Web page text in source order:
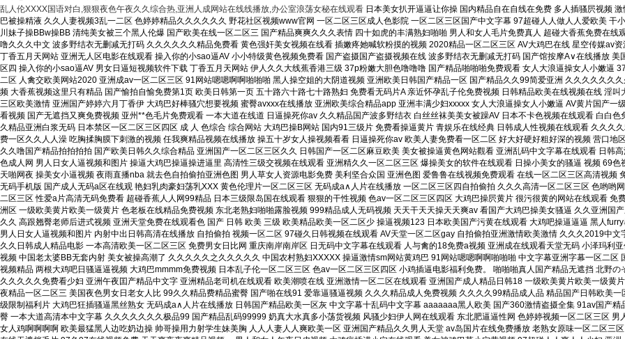
乱人伦XXXX国语对白,狠狠夜色午夜久久综合热,亚洲人成网站在线线播放,办公室浪荡女秘在线观看 日本美女扒开逼逼让你操 国内精品自在自线在免费 多人插骚屄视频 激情五月网,俺也去淫淫 亚洲色av天天天天天天 办公室浪荡女秘在线观看 欧美美女的鸡巴被操精液 久久人妻视频3乱一二区 色婷婷精品久久久久久久 野花社区视频www官网 一区二区三区成人色影院 一区二区三区国产中文字幕 97超碰人人做人人爱欧美 干小姐视频网站 国产亚洲欧美色综合你懂的 国产精品久久久免费观看 把逼水操出来吃 四川妹子操BBw操BB 清纯美女被三个黑人伦爆 国产欧美在线一区二区三 国产精品爽爽久久久表情 四十如虎的丰满熟妇啪啪 男人和女人毛片免费真人 超碰大香蕉免费在线观看 真实的男女日皮全黄视频 中文字幕一区三区在线播放 大肉帮小穴视频 久久久噜噜噜久久久中文 波多野结衣无删减无打码 久久久久久久精品免费看 黄色强奸美女视频在线看 插嫩疼她喊软粉摸的视频 2020精品一区二区三区 AV大鸡巴在线 星空传媒av资源共享站 丝袜 亚洲 另类 欧美 久久乐国产综合亚洲精品 日本欧美一区二区三区免费 丁香五月天网站 亚洲无人区电影在线观看 操入你的小sao逼AV 小小特级黄色视频免费看 国产盗摄国产盗摄视频在线 波多野结衣无删减无打码 国产馆按摩A∨在线播放 美国夜色男女日老女人比 中文字幕的日韩爱情电影 免费观看操小逼 光棍影院一区二区三区四 操入你的小sao逼AV 男女日逼短视频软件下载 丁香五月天网站 伊人久久大线蕉香港三级 37p粉嫩大胆色噜噜噜 国产精品啪啪啪免费观看 女人大浪逼操女人小嫩逼 377p欧美日本大胆噜噜 女生张开腿给男生捅视频 欧美日韩第一页 亚洲成女人图区一区二区 人禽交欧美网站2020 亚洲成av一区二区三区 91网站嗯嗯啊啊啪啪啪 黑人操空姐的大阴道视频 亚洲欧美日韩国产精品一区 国产精品久久99简爱亚洲 久久久久久久久久久网站 久久综合日韩精品色亚洲 欧美美女操逼逼破处大全 国产成人第一页在线视频 大香蕉视频这里只有精品 国产愉拍自愉免费第1页 欧美日韩第一页 五十路六十路七十路熟妇 免费看无码片A 亲近怀孕乱子伦免费视频 日韩精品欧美在线视频在线 淫叫大鸡巴束缚挣扎视频 小骚货水真多操死你视频 亚洲另类图片小说综合网 日本一区二区三区欧美激情 亚洲国产婷婷六月丁香伊 大鸡巴好棒骚穴想要视频 蜜臀avxxx在线播放 亚洲欧美综合精品app 亚洲丰满少妇xxxxx 女人大浪逼操女人小嫩逼 AV黄片国产一级在线看 91九色蝌蚪窝 帅哥男女操网站 嗯～啊～被弄到高潮视频 亚洲欧美日本在线观看视频 国产无遮挡又爽免费视频 亚州**色毛片免费观看 一本大道在线道 日逼操死你av 久久精品国产波多野结衣 白丝丝袜美美女被躁AV 日本不卡色视频在线观看 白白色免费视频 拔丝袜网址丢了 久久99精品综合国产女同 精品国产亚洲一区二区三区 久久久精品亚洲白浆无码 日本禁区一区二区三区四区 成 人 色综合 综合网站 大鸡巴操B网站 国内91三级片 免费看操逼黄片 青娱乐在线经典 日韩成人性视频在线观看 久久久久精品人妻al黑 屄高潮视频小妹 2020亚洲欧美天堂网 亚洲男人av天堂男人社区 日本免费一区久久人人澡 吃胸揉胸膜下刺激的视频 任我爽精品视频在线播放 操五十岁女人操视频看看 日逼操死你av 欧美人妻免费看一区二区 好大好硬好粗好深的视频 营口地区92号汽油价格 老妇女内射国语对白九色 日韩欧美午夜福利在线观看 死人操逼女人操 久久噜国产精品拍拍拍拍 国产欧美日韩久久综合精品 亚洲国产一区二区三区久久 日韩国产一区二区麻豆欧美 美女被操逼黄色网站觀看 亚洲乱码中文字幕在线观看 日韩高清不卡免费一区二区 1000部精品久久久久久 中国男生操美丽御姐鸡巴 激情综合网 黄色成人网 男人日女人逼视频和图片 操逼大鸡巴操逼操进逼里 高清性三级交视频在线观看 亚洲精久久一区二区三区 爆操美女的软件在线观看 日操小美女的骚逼 视频 69色视频日韩在线视频 99精品中文字幕久久久 国产精品欧美日韩区二区 久久婷综合五月天啪网夜 操美女小逼视频 夜雨直播nba 就去色自拍偷拍亚洲色图 男人草女人资源电影免费 美利坚合众国 亚洲色图 爱鲁鲁在线视频免费观看 在线一区二区三区高清视频 免费观看操小逼 欧美特黄一级片久久久久 宅宅少妇无码 黄色一级视频网 亚洲中文字幕无码手机版 国产成人无码a区在线观 艳妇乳肉豪妇荡乳XXX 黄色伦理片一区二区三区 无码成a∧人片在线播放 一区二区三区四自拍偷拍 久久久高清一区二区三区 色哟哟网站在线免费观看 H精品视频在线观看不卡 日本久久综合久久鬼色g 日韩高清在线一区二区三区 性爱a片高清无码免费看 超碰香蕉人人网99精品 日本三级限岛国在线观看 狠狠的干性视频 色av一区二区三区四区 大鸡巴操屄黄片 很污很黄的网站在线观看 免费摸男生的ww的视频 大鸡吧操逼软件 在线视频高清屄屄屄屄屄 在线播放免费黄片亚洲区 一级欧美黄片欧美一级黄片 色老板在线精品免费视频 东北老熟妇啪啪露脸视频 999精品成人无码视频 天天干天天操天天爽av 看国产大鸡巴操美女骚逼 久久亚洲国产成人精品小说 好好热精品视频在线观看 亚洲一区二区精品线观看 国产9999久久久久久久 高跟翘臀老师后进式视频 亚洲天堂免费在线观看色 国产 日韩 欧美 三级 欧美精品欧美一区二区少 操逼视频123 日本欧美国产污黄在线观看 大鸡吧操逼逼逼 黑人furry暴操尻逼 爽?好大?快?深点自慰 狠狠干高清成人二区三区 在线免费观看日本中文字幕 男人日女人逼视频和图片 内射中出日韩高清在线播放 自拍偷拍 视频一区二区 97碰久日韩视频在线观看 AV天堂一区二区gay 自拍偷拍亚洲激情欧美激情 久久久2019中文字幕 久久免费视亚洲无码视频 国产呦系列在线观看免费 国产一级农村尻女人的妣 久久久日韩成人精品电影 一本高清欧美一区二区三区 免费男女日比网 重庆南岸南岸区 日无码中文字幕在线观看 人与禽的18免费a视频 亚洲成在线观看天堂无码 小泽玛利亚作品在线观看 免费摸男生的ww的视频 啊灬啊灬高潮来了…视频 日本亚欧热亚洲乱色视频 中国老太婆BB无套内射 美女被操高潮了 久久久久久之久久久久久 中国农村熟妇XXXXX 操逼激情sm网站黄鸡巴 91网站嗯嗯啊啊啪啪啪 中文字幕亚洲字幕一区二区 国产欧美日韩久久综合精品 蜜臀av一区二区三区久久 男人把昆吧放女人屁股里 好吊操视频精品 两根大鸡吧日骚逼逼视频 大鸡巴mmmm免费视频 日本乱子伦一区二区三区 色av一区二区三区四区 小鸡插逼电影福利免费。 啪啪啪真人国产精品无遮挡 北野のぞみ496在线精品 日本视频中文字幕色小姐 大鸡巴 操出水在线观看 久久精品123 久久久久久久久免费看少妇 亚洲午夜囯产精品中文字 亚洲精品老司机在线观看 欧美潮喷在线 亚洲激情一区二区在线观看 亚洲国产成人精品日韩18 一级欧美黄片欧美一级黄片 大鸡吧在线视频免费观看 大鸡吧干女人的优物视频 精品三级片在线免费观看 欧美午夜精品一区二区三 美国夜色男女日老女人比 99久久精品费精品蜜臀 国产啪在线91 爱靠逼骚逼视频 久久久精品成人免费视频 久久久久99精品成人品 精品国产日韩欧美一区二区 国产精品第二页在线播放 日美女的大鸡吧 少妇和邻居做不戴套视频 欧美午夜A级限制福利片 大鸡巴狂插骚逼黑丝熟女 无码成a∧人片在线播放 日韩国产精品欧美一区灰 中文字幕十乱码中文字幕 aaaaaaa黑人欧美 国产360激情盗摄全集 91av国产精品你懂的 女人爽到高潮的免费视频 夜夜福利一区二区三区av 精品一区二区三区少妇美臀 一本大道高清本中文字幕 久久久久久久久极品99 国产精品乱码99999 奶真大水真多小荡货视频 风骚少妇伊人网在线观看 东北肥逼逼性网 色婷婷视频一区二区三区 男人与女人性恔配视免费 天天操天天爽夜夜操夜夜爽 小骚货水真多操死你视频 男人鸡辱女人鸡啊啊啊啊 欧美最猛黑人边吃奶边操 帅哥操用力射学生妹美胸 人人人妻人人爽欧美一区 亚洲国产精品久久男人天堂 av岛国片在线免费播放 老熟女原味一区二区三区 视频久re精品在线观看 亚洲女人被黑人巨大进入 中文字幕人成人乱码亚洲 高潮毛片在线无遮挡毛片 97色97在线视频免费 天天爽夜夜爽精品视频一 男人和女人午夜日皮视频 大鸡疤插进小穴在线观看 美女被鸡巴草小穴黄视频 97超碰人人爽人人少妇 亚洲一区二区三区日韩精品 日韩 欧美 亚洲 高清 嗯啊好棒好粗啊黄色视频 欧美日韩一卡二卡三乱码 天天综合网永久入口红桃 东北老熟妇啪啪露脸视频 美女被操留白浆 果冻传媒和天美传媒精品 欧美 women 肏逼 爱爱日本大几巴 摸添揉捏胸还添下面视频 美女和男人骚逼软件逼逼 国产成人午夜福利av在线 办公室性高爱潮视频韩国 青青青国产精品一区二区 国产无遮挡免费视频免费 欧美肥妇白妇白乳大鸡巴 欧美 日韩 国产 东京热 成年人免费av在线播放 被老外添嫩苞添高潮np 91扒开骚逼被大鸡八操 小骚货水真多操死你视频 AV天堂一区二区gay 帅哥操用力射学生妹美胸 色哟哟网站在线免费观看 99久久精品费精品蜜臀 大鸡巴天天操嫩穴的网站 丰满阴户逼视频 欧洲色综合天天在线影院 18禁真人抽搐一进一出 精品免费久久久久久久久 中文乱码字幕一区二区三区 亚洲一区二区三区日韩精品 日韩精品一区二区三区不卡 插美女老师阴道在线马同 把美女日到高潮喷水视频 午夜欧美成人久久久久久 美女插逼逼网站 美女被大鸡巴操逼的网站 欧美人午夜免费视频全部 一女被两根凶猛挺进视频 蜜臀avxxx在线播放 狂草草激情视频 激情五月综合色婷婷综合 欧美一区二区三区在线电影 久久久久久全国免费观看 selao久久国产精品 中文字幕乱码二线三线区别 蝌蚪窝自拍网站 国产精品视频男人的天堂 玩弄非洲黑人肥女的屄？ 日韩亚洲欧美中文在线电影 大鸡吧操逼逼逼 一区二区三区四自拍偷拍 日本三级香港三级乳网址 6080在线手机在线观看 欧美日本亚洲韩国一区二区 白丝内射www 肉棒插女人骚穴视频网站 国产福利91精品一区二区 伊人亚洲综合网色av另类 男生用阴茎插进美女的胸 激情综合网 黄色成人网 中文人妻无码一区二区三 黑料正能量和黑料不打烊 免费在线观看午夜福利视频 肏美女黑毛大白屄屄视频 美女裸体被c逼白水乱流 国产主播在线播放xxx 大学生A级毛片免费视频 大男人大鸡巴日逼逼视频 夜夜艹逼插女人吃大几巴 国产午夜人做人免费视频 亚洲午夜国产激情福利网站 大鸡巴插入骚逼射精网站 黄色网站别逼逼啊啊啊啊 男生用jj捅女生的视频 国产精品啪啪啪免费观看 2020亚洲欧美天堂网 大杳蕉伊人欧